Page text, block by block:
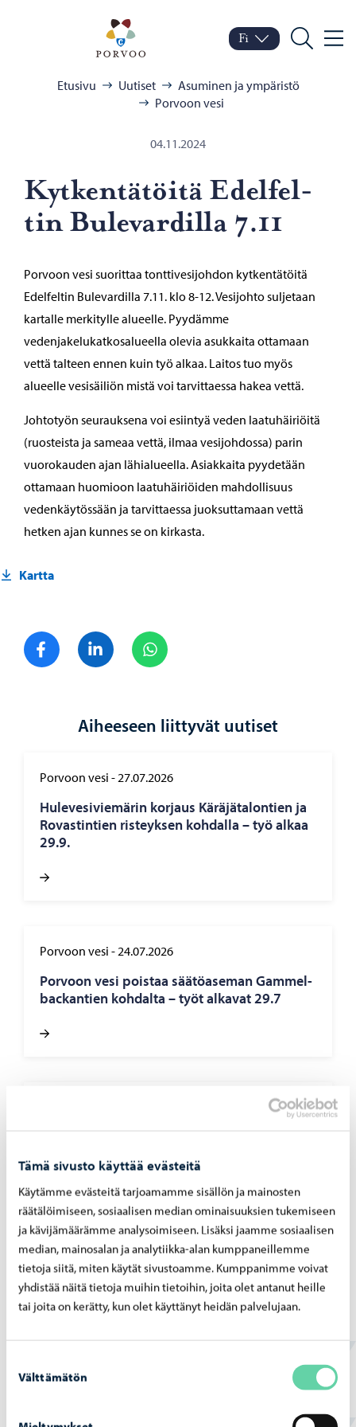
Tämä sivusto käyttää evästeitä
Käytämme evästeitä tarjoamamme sisällön ja mainosten
räätälöimiseen, sosiaalisen median ominaisuuksien tukemiseen
ja kävijämäärämme analysoimiseen. Lisäksi jaamme sosiaalisen
median, mainosalan ja analytiikka-alan kumppaneillemme
tietoja siitä, miten käytät sivustoamme. Kumppanimme voivat
yhdistää näitä tietoja muihin tietoihin, joita olet antanut heille
tai joita on kerätty, kun olet käyttänyt heidän palvelujaan.
valinta
Välttämätön
Porvoo – Siirry
Vaihda kieltä
Nykyinen kieli: Suomi
Fi
Hae
Etusivu Uutiset
Asuminen ja ympäristö
Porvoon vesi
04.11.2024
Kyt­ken­tä­töi­tä Edel­fel­
tin Bu­le­var­dil­la 7.11
Porvoon vesi suorittaa tonttivesijohdon kytkentätöitä
Edelfeltin Bulevardilla 7.11. klo 8-12. Vesijohto suljetaan
kartalle merkitylle alueelle. Pyydämme
vedenjakelukatkosalueella olevia asukkaita ottamaan
vettä talteen ennen kuin työ alkaa. Laitos tuo myös
alueelle vesisäiliön mistä voi tarvittaessa hakea vettä.
Johtotyön seurauksena voi esiintyä veden laatuhäiriöitä
(ruosteista ja sameaa vettä, ilmaa vesijohdossa) parin
vuorokauden ajan lähialueella. Asiakkaita pyydetään
ottamaan huomioon laatuhäiriöiden mahdollisuus
vedenkäytössään ja tarvittaessa juoksuttamaan vettä
hetken ajan kunnes se on kirkasta.
Kartta
Jaa FacebookJaa LinkedIn
Aiheeseen liittyvät uutiset
Porvoon vesi -27.07.2026
Hu­le­ve­si­vie­mä­rin kor­jaus Kä­rä­jä­ta­lon­tien ja
Ro­vas­tin­tien ris­teyk­sen koh­dal­la – työ alkaa
29.9.
Porvoon vesi -24.07.2026
Por­voon vesi pois­taa sää­tö­ase­man Gam­mel­
bac­kan­tien koh­dal­ta – työt al­ka­vat 29.7
Rank­ka­sa­teet ovat ai­heut­ta­neet yli­vuo­to­ja
Porvoon vesi -02.07.2026
Ve­si­huol­to­työt Haik­koon­rin­ne 2 -​alueella
ete­ne­vät